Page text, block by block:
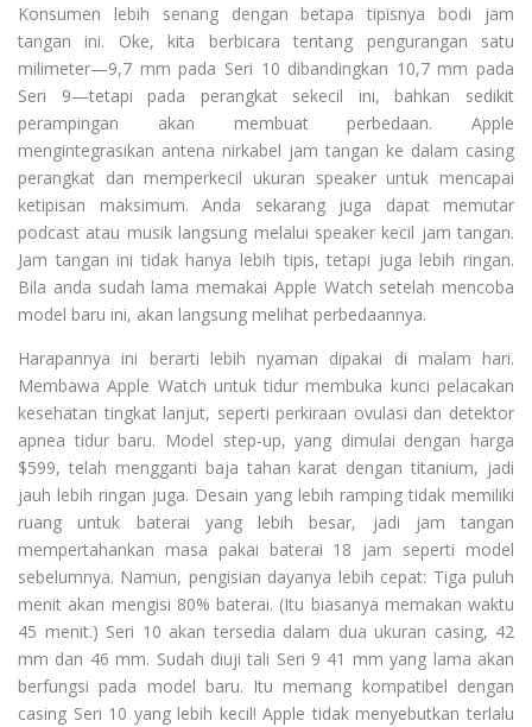
Konsumen lebih senang dengan betapa tipisnya bodi jam
tangan ini. Oke, kita berbicara tentang pengurangan satu
milimeter—9,7 mm pada Seri 10 dibandingkan 10,7 mm pada
Seri 9—tetapi pada perangkat sekecil ini, bahkan sedikit
perampingan akan membuat perbedaan. Apple
mengintegrasikan antena nirkabel jam tangan ke dalam casing
perangkat dan memperkecil ukuran speaker untuk mencapai
ketipisan maksimum. Anda sekarang juga dapat memutar
podcast atau musik langsung melalui speaker kecil jam tangan.
Jam tangan ini tidak hanya lebih tipis, tetapi juga lebih ringan.
Bila anda sudah lama memakai Apple Watch setelah mencoba
model baru ini, akan langsung melihat perbedaannya.
Harapannya ini berarti lebih nyaman dipakai di malam hari.
Membawa Apple Watch untuk tidur membuka kunci pelacakan
kesehatan tingkat lanjut, seperti perkiraan ovulasi dan detektor
apnea tidur baru. Model step-up, yang dimulai dengan harga
$599, telah mengganti baja tahan karat dengan titanium, jadi
jauh lebih ringan juga. Desain yang lebih ramping tidak memiliki
ruang untuk baterai yang lebih besar, jadi jam tangan
mempertahankan masa pakai baterai 18 jam seperti model
sebelumnya. Namun, pengisian dayanya lebih cepat: Tiga puluh
menit akan mengisi 80% baterai. (Itu biasanya memakan waktu
45 menit.) Seri 10 akan tersedia dalam dua ukuran casing, 42
mm dan 46 mm. Sudah diuji tali Seri 9 41 mm yang lama akan
berfungsi pada model baru. Itu memang kompatibel dengan
casing Seri 10 yang lebih kecil! Apple tidak menyebutkan terlalu